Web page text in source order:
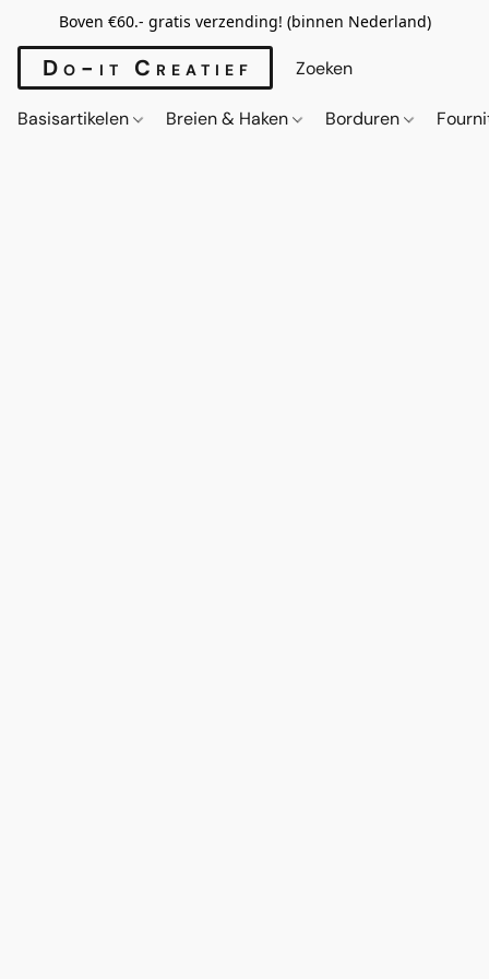
Boven €60.- gratis verzending! (binnen Nederland)
Do-it Creatief
Basisartikelen Breien & Haken Borduren